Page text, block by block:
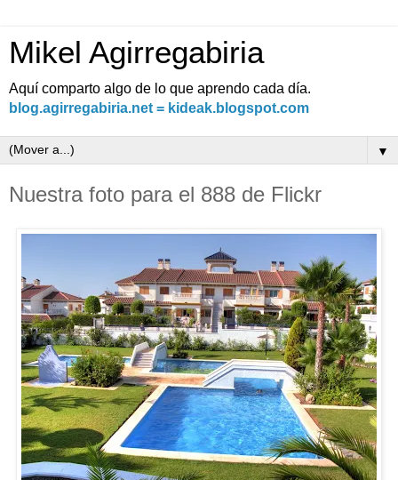
Mikel Agirregabiria
Aquí comparto algo de lo que aprendo cada día.
blog.agirregabiria.net = kideak.blogspot.com
▼
Nuestra foto para el 888 de Flickr